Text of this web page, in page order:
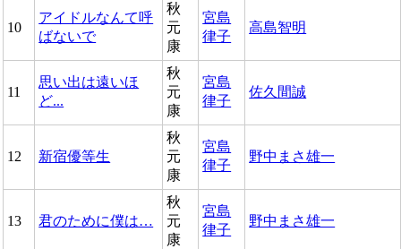
10
アイドルなんて呼
ばないで
秋
元
康
宮島
律子
高島智明
11
思い出は遠いほ
ど...
秋
元
康
宮島
律子
佐久間誠
12 新宿優等生
秋
元
康
宮島
律子
野中まさ雄一
13 君のために僕は…
秋
元
康
宮島
律子
野中まさ雄一